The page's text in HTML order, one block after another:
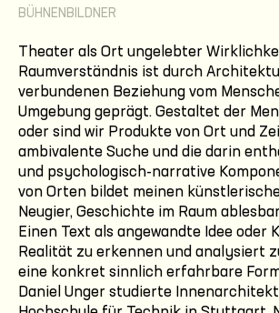
BÜHNENBILDNER
Theater als Ort ungelebter
Raumverständnis ist durch
verbundenen Beziehung vom
Umgebung geprägt. Gestaltet der
oder sind wir Produkte von Ort und
ambivalente Suche und die darin
und psychologisch-narrative
von Orten bildet meinen
Neugier, Geschichte im Raum
Einen Text als angewandte Idee oder
Realität zu erkennen und analysiert
eine konkret sinnlich erfahrbare
Daniel Unger studierte